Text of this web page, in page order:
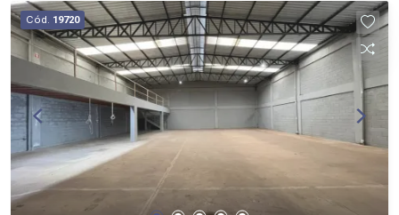
Jardim com paisagismo; - Portão eletrônico; -
Localizado próximo à Antiguidades Ribeirão, Bar
do Mineiro e UNAERP.
Cód. 19720